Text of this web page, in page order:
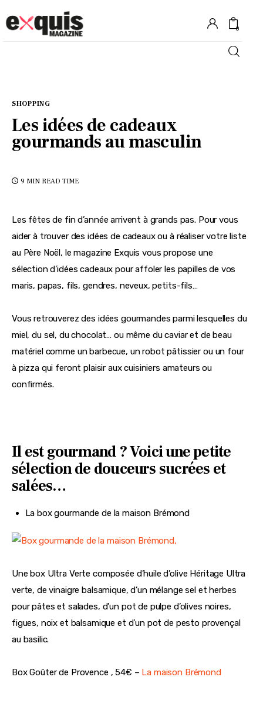
0
Gastronomie
Recettes
SHOPPING
Les idées de cadeaux
gourmands au masculin
9 MIN READ TIME
Les fêtes de fin d’année arrivent à grands pas. Pour vous
aider à trouver des idées de cadeaux ou à réaliser votre liste
au Père Noël, le magazine Exquis vous propose une
sélection d’idées cadeaux pour affoler les papilles de vos
maris, papas, fils, gendres, neveux, petits-fils…
Vous retrouverez des idées gourmandes parmi lesquelles du
miel, du sel, du chocolat… ou même du caviar et de beau
matériel comme un barbecue, un robot pâtissier ou un four
à pizza qui feront plaisir aux cuisiniers amateurs ou
confirmés.
Il est gourmand ? Voici une petite
sélection de douceurs sucrées et
salées…
La box gourmande de la maison Brémond
Une box Ultra Verte composée d’huile d’olive Héritage Ultra
verte, de vinaigre balsamique, d’un mélange sel et herbes
pour pâtes et salades, d’un pot de pulpe d’olives noires,
figues, noix et balsamique et d’un pot de pesto provençal
au basilic.
Box Goûter de Provence , 54€ – La maison Brémond